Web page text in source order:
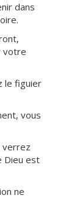
dans
votre
le figuier
vous
verrez
Dieu est
ne